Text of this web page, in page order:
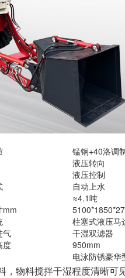
锰钢+40洛调
液压转向
液压控制
自动上水
≈4.1吨
mm
柱塞式液压马
气
干湿双滤器
度
950mm
电泳防锈豪华
物料搅拌干湿程度清晰可